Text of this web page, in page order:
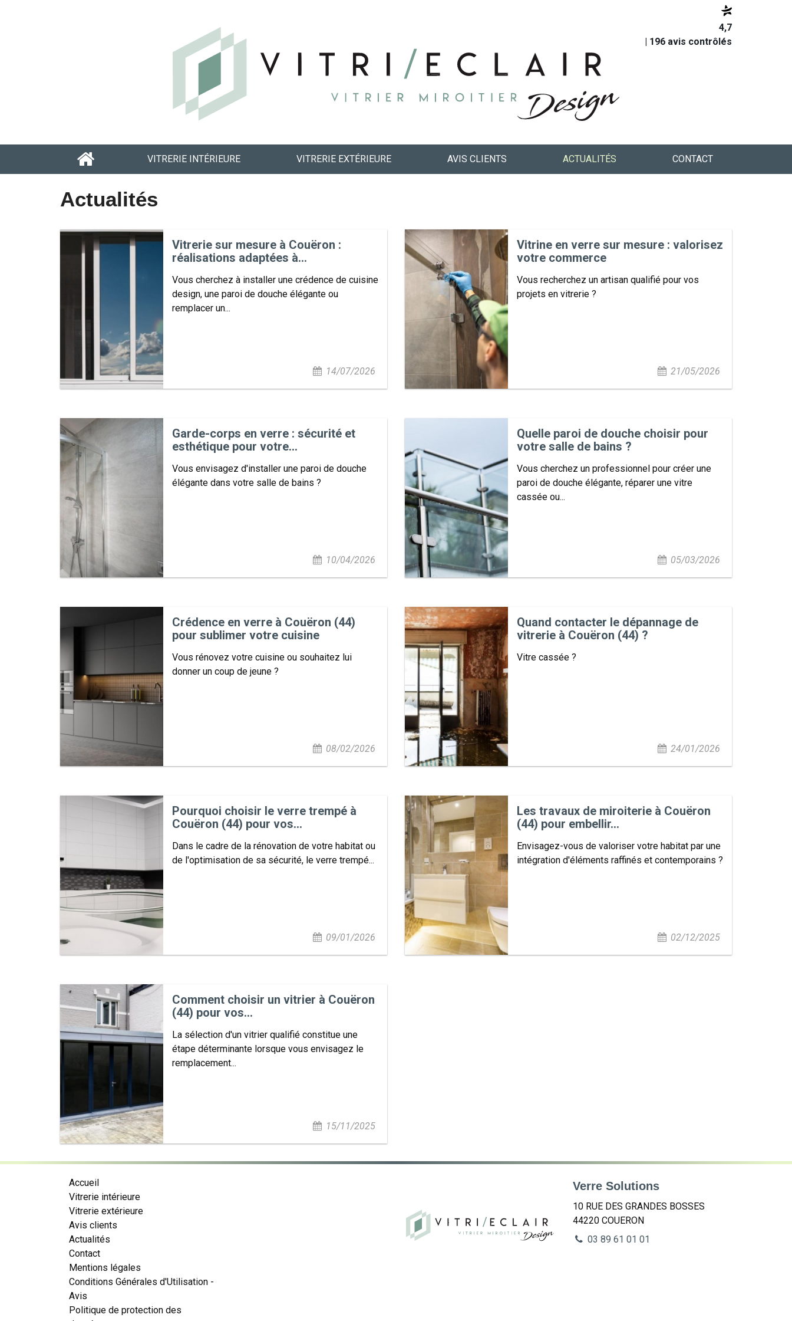
4,7
| 196 avis contrôlés
VITRERIE INTÉRIEURE VITRERIE EXTÉRIEURE AVIS CLIENTS ACTUALITÉS CONTACT
Actualités
Vitrerie sur mesure à Couëron :
réalisations adaptées à...
Vous cherchez à installer une crédence de cuisine
design, une paroi de douche élégante ou
remplacer un...
14/07/2026
Vitrine en verre sur mesure : valorisez
votre commerce
Vous recherchez un artisan qualifié pour vos
projets en vitrerie ?
21/05/2026
Garde-corps en verre : sécurité et
esthétique pour votre...
Vous envisagez d'installer une paroi de douche
élégante dans votre salle de bains ?
10/04/2026
Quelle paroi de douche choisir pour
votre salle de bains ?
Vous cherchez un professionnel pour créer une
paroi de douche élégante, réparer une vitre
cassée ou...
05/03/2026
Crédence en verre à Couëron (44)
pour sublimer votre cuisine
Vous rénovez votre cuisine ou souhaitez lui
donner un coup de jeune ?
08/02/2026
Quand contacter le dépannage de
vitrerie à Couëron (44) ?
Vitre cassée ?
24/01/2026
Pourquoi choisir le verre trempé à
Couëron (44) pour vos...
Dans le cadre de la rénovation de votre habitat ou
de l'optimisation de sa sécurité, le verre trempé...
09/01/2026
Les travaux de miroiterie à Couëron
(44) pour embellir...
Envisagez-vous de valoriser votre habitat par une
intégration d'éléments raffinés et contemporains ?
02/12/2025
Comment choisir un vitrier à Couëron
(44) pour vos...
La sélection d'un vitrier qualifié constitue une
étape déterminante lorsque vous envisagez le
remplacement...
15/11/2025
Accueil
Vitrerie intérieure
Vitrerie extérieure
Avis clients
Actualités
Contact
Mentions légales
Conditions Générales d'Utilisation -
Avis
Politique de protection des
Verre Solutions
10 RUE DES GRANDES BOSSES
44220 COUERON
03 89 61 01 01